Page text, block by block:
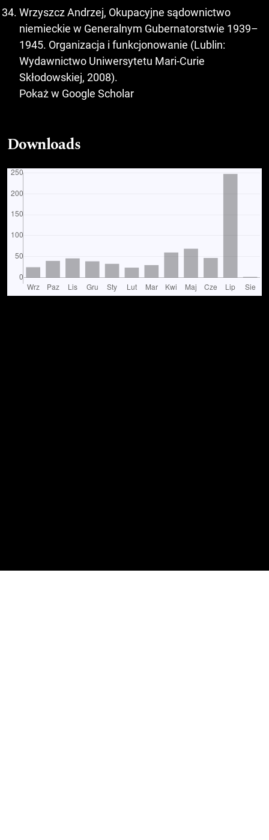
Wrzyszcz Andrzej, Okupacyjne sądownictwo
niemieckie w Generalnym Gubernatorstwie 1939–
1945. Organizacja i funkcjonowanie (Lublin:
Wydawnictwo Uniwersytetu Mari-Curie
Skłodowskiej, 2008).
Pokaż w Google Scholar
Downloads